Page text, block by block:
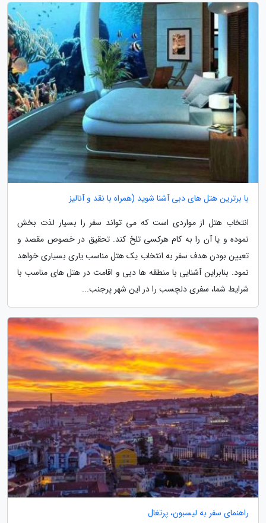
با برترین هتل های دبی آشنا شوید (همراه با نقد و آنالیز
انتخاب هتل از مواردی است که می تواند سفر را بسیار لذت بخش
نموده و یا آن را به کام هرکسی تلخ کند. تحقیق در خصوص مقصد و
تعیین بودن هدف سفر به انتخاب یک هتل مناسب یاری بسیاری خواهد
نمود. بنابراین آشنایی با منطقه ها دبی و اقامت در هتل های مناسب با
شرایط شما، سفری دلچسب را در این شهر پرجنب...
راهنمای سفر به لیسبون، پرتغال